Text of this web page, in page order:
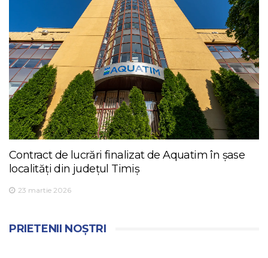
Contract de lucrări finalizat de Aquatim în șase
localități din județul Timiș
23 martie 2026
PRIETENII NOȘTRI